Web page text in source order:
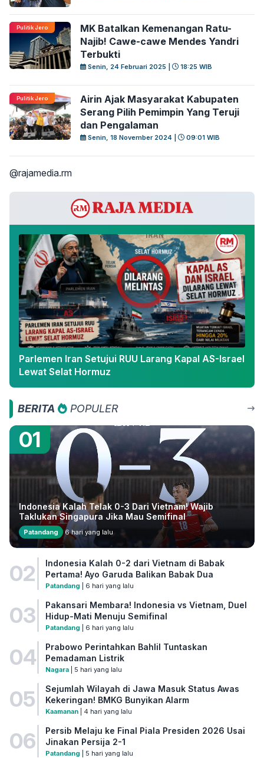
Pulitik Jero
MK Batalkan Kemenangan Ratu-
Najib! Cawe-cawe Mendes Yandri
Terbukti
Senin, 24 Februari 2025 | 18:25 WIB
Pulitik Jero
Airin Ajak Masyarakat Kabupaten
Serang Pilih Pemimpin Yang Teruji
dan Pengalaman
Senin, 18 November 2024 | 09:01 WIB
@rajamedia.rm
Parlemen Iran Setujui RUU Larang Kapal AS-Israel
Lewat Selat Hormuz
BERITA POPULER
01
Indonesia Kalah Telak 0-3 Dari Vietnam! Wajib
Taklukan Singapura Jika Mau Semifinal
Patandang 6 hari yang lalu
02
Indonesia Kalah 0-2 dari Vietnam di Babak
Pertama! Ayo Garuda Balikan Babak Dua
Patandang | 6 hari yang lalu
03
Pakansari Membara! Indonesia vs Vietnam, Duel
Hidup-Mati Menuju Semifinal
Patandang | 6 hari yang lalu
04
Prabowo Perintahkan Bahlil Tuntaskan
Pemadaman Listrik
Nagara| 5 hari yang lalu
05
Sejumlah Wilayah di Jawa Masuk Status Awas
Kekeringan! BMKG Bunyikan Alarm
Kaamanan| 4 hari yang lalu
06
Persib Melaju ke Final Piala Presiden 2026 Usai
Jinakan Persija 2-1
Patandang | 5 hari yang lalu